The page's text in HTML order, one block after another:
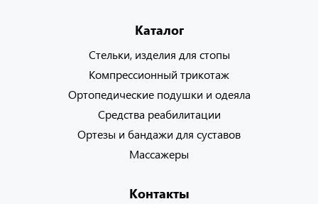
Каталог
Стельки, изделия для стопы
Компрессионный трикотаж
Ортопедические подушки и одеяла
Средства реабилитации
Ортезы и бандажи для суставов
Массажеры
Контакты